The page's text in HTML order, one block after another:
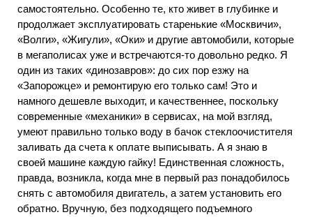
самостоятельно. Особенно те, кто живет в глубинке и
продолжает эксплуатировать старенькие «Москвичи»,
«Волги», «Жигули», «Оки» и другие автомобили, которые
в мегаполисах уже и встречаются-то довольно редко. Я
один из таких «динозавров»: до сих пор езжу на
«Запорожце» и ремонтирую его только сам! Это и
намного дешевле выходит, и качественнее, поскольку
современные «механики» в сервисах, на мой взгляд,
умеют правильно только воду в бачок стеклоочистителя
заливать да счета к оплате выписывать. А я знаю в
своей машине каждую гайку! Единственная сложность,
правда, возникла, когда мне в первый раз понадобилось
снять с автомобиля двигатель, а затем установить его
обратно. Вручную, без подходящего подъемного